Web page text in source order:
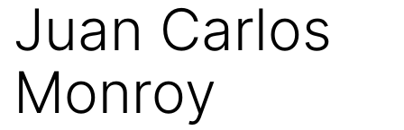
Juan Carlos
Monroy